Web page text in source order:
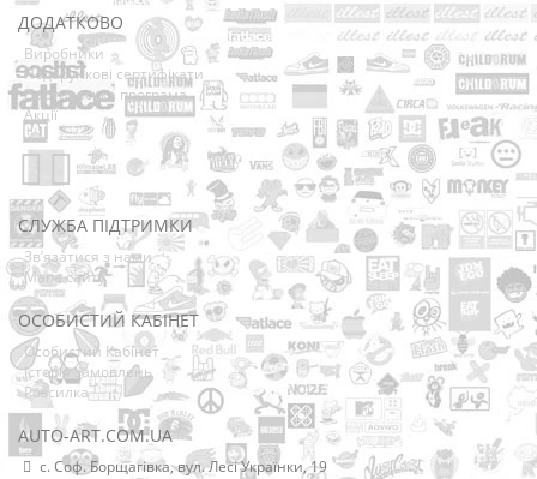
ДОДАТКОВО
Виробники
Подарункові сертифікати
Партнерська програма
Акції
СЛУЖБА ПІДТРИМКИ
Зв’язатися з нами
Мапа сайту
ОСОБИСТИЙ КАБІНЕТ
Особистий Кабінет
Історія замовлень
Розсилка
AUTO-ART.COM.UA
с. Соф. Борщагівка, вул. Лесі Українки, 19